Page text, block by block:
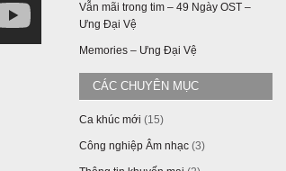
Vẫn mãi trong tim – 49 Ngày OST –
Ưng Đại Vệ
Memories – Ưng Đại Vệ
CÁC CHUYÊN MỤC
Ca khúc mới (15)
Công nghiệp Âm nhạc (3)